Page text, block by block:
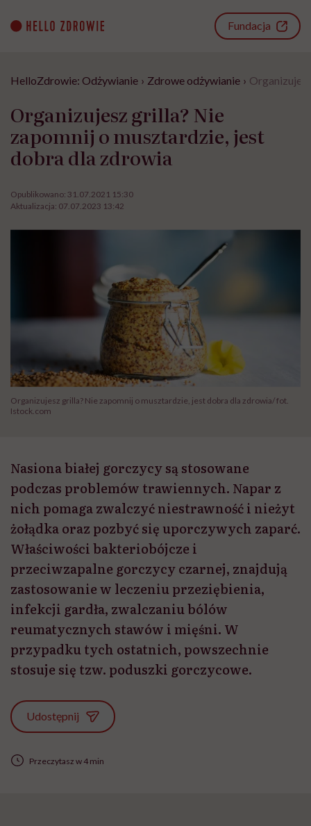
content
Fundacja
HelloZdrowie: Odżywianie › Zdrowe odżywianie ›
Organizujesz grilla? Nie
zapomnij o musztardzie, jest
dobra dla zdrowia
Opublikowano: 31.07.2021 15:30
Aktualizacja: 07.07.2023 13:42
Organizujesz grilla? Nie zapomnij o musztardzie, jest dobra dla zdrowia/ fot.
Istock.com
Nasiona białej gorczycy są stosowane
podczas problemów trawiennych. Napar z
nich pomaga zwalczyć niestrawność i nieżyt
żołądka oraz pozbyć się uporczywych zaparć.
Właściwości bakteriobójcze i
przeciwzapalne gorczycy czarnej, znajdują
zastosowanie w leczeniu przeziębienia,
infekcji gardła, zwalczaniu bólów
reumatycznych stawów i mięśni. W
przypadku tych ostatnich, powszechnie
stosuje się tzw. poduszki gorczycowe.
Udostępnij
Przeczytasz w 4 min